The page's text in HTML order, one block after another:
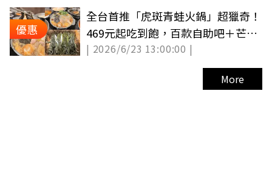
優惠
全台首推「虎斑青蛙火鍋」超獵奇！
469元起吃到飽，百款自助吧＋芒果
無限夾
| 2026/6/23 13:00:00 |
More